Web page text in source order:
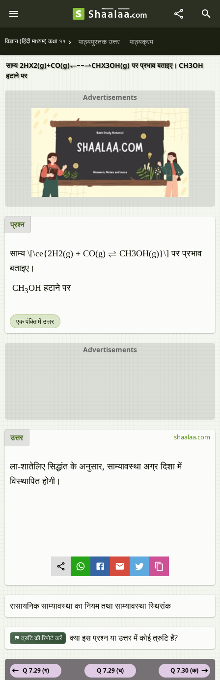
विज्ञान (हिंदी माध्यम) कक्षा ११ पाठ्यपुस्तक उत्तर पाठ्यक्रम
साम्य 2HX2(g)+CO(g)↽−−⇀CHX3OH(g) पर प्रभाव बताइए। CH3OH
हटाने पर
Advertisements
प्रश्न
साम्य \[\ce{2H2(g) + CO(g) ⇌ CH3OH(g)}\] पर प्रभाव
बताइए।
CH3OH हटाने पर
एक पंक्ति में उत्तर
Advertisements
उत्तर
ला-शातेलिए सिद्धांत के अनुसार, साम्यावस्था अग्र दिशा में
विस्थापित होगी।
shaalaa.com
रासायनिक साम्यावस्था का नियम तथा साम्यावस्था स्थिरांक
त्रुटि की रिपोर्ट करें क्या इस प्रश्न या उत्तर में कोई त्रुटि है?
Q 7.29 (घ)
Q 7.29 (ग)
Q 7.30 (क)